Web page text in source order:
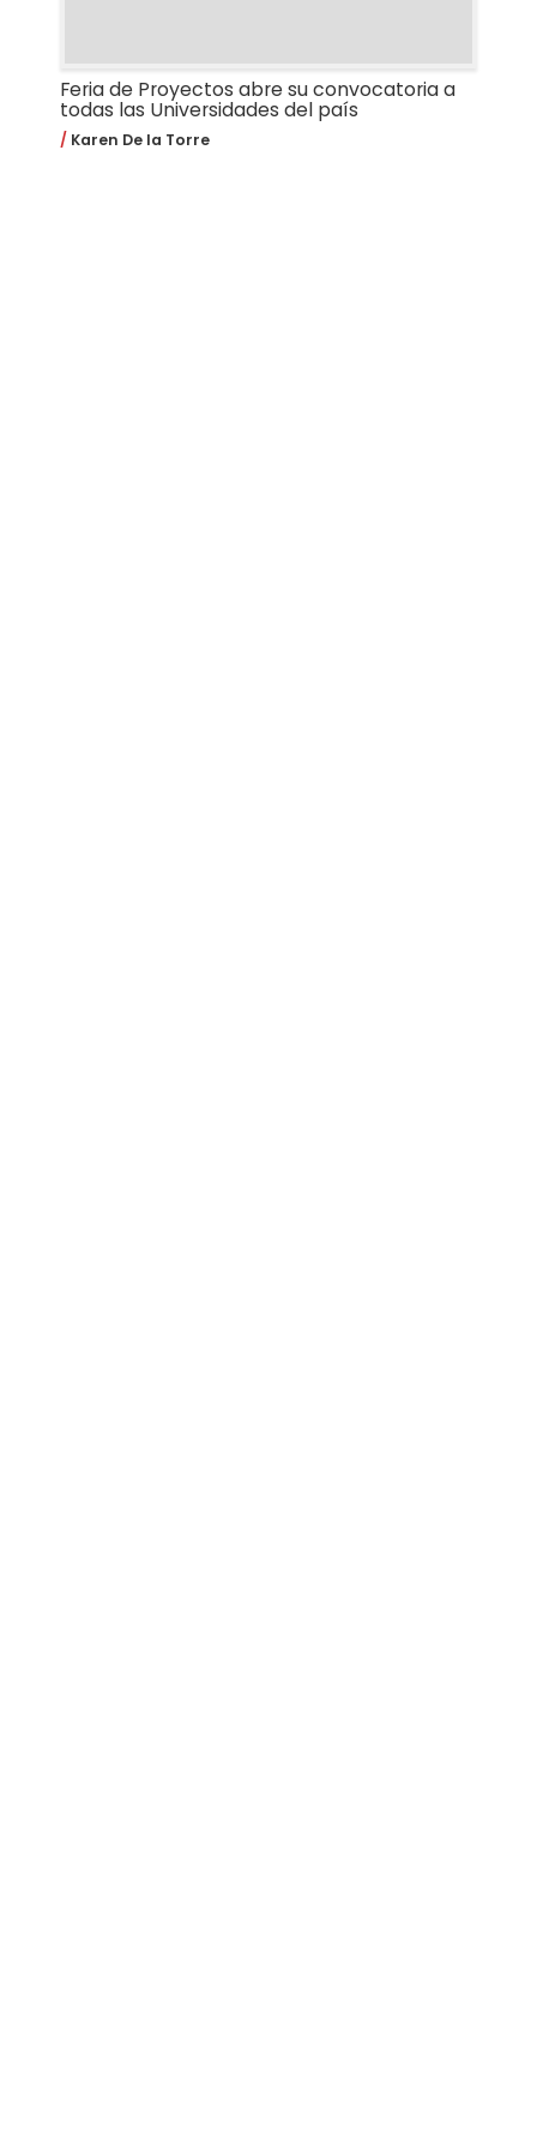
Feria de Proyectos abre su convocatoria a
todas las Universidades del país
Karen De la Torre